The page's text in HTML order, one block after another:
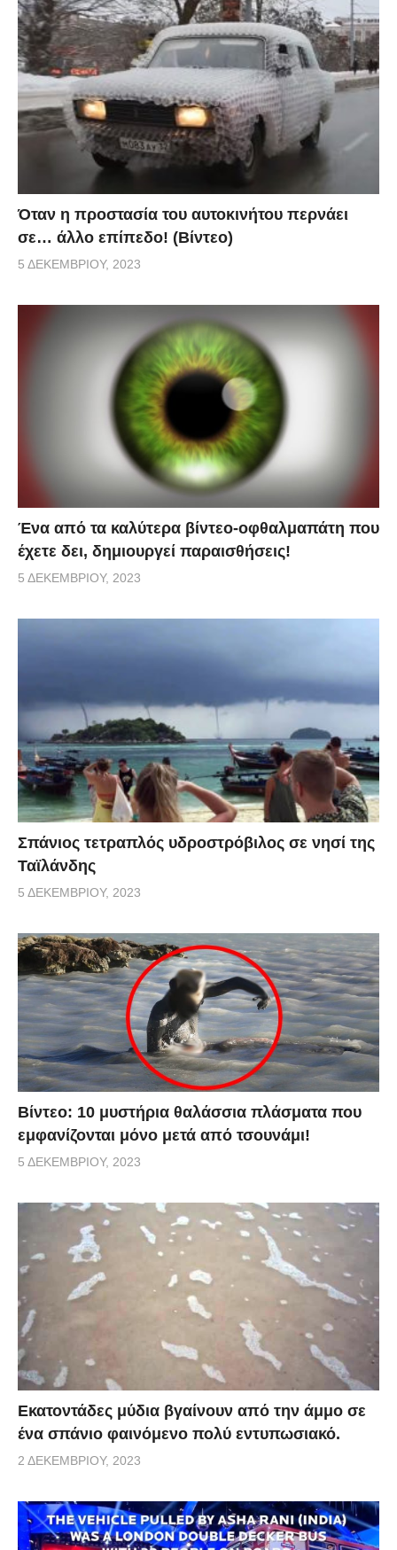
Όταν η προστασία του αυτοκινήτου περνάει
σε… άλλο επίπεδο! (Βίντεο)
5 ΔΕΚΕΜΒΡΊΟΥ, 2023
Ένα από τα καλύτερα βίντεο-οφθαλμαπάτη που
έχετε δει, δημιουργεί παραισθήσεις!
5 ΔΕΚΕΜΒΡΊΟΥ, 2023
Σπάνιος τετραπλός υδροστρόβιλος σε νησί της
Ταϊλάνδης
5 ΔΕΚΕΜΒΡΊΟΥ, 2023
Βίντεο: 10 μυστήρια θαλάσσια πλάσματα που
εμφανίζονται μόνο μετά από τσουνάμι!
5 ΔΕΚΕΜΒΡΊΟΥ, 2023
Εκατοντάδες μύδια βγαίνουν από την άμμο σε
ένα σπάνιο φαινόμενο πολύ εντυπωσιακό.
2 ΔΕΚΕΜΒΡΊΟΥ, 2023